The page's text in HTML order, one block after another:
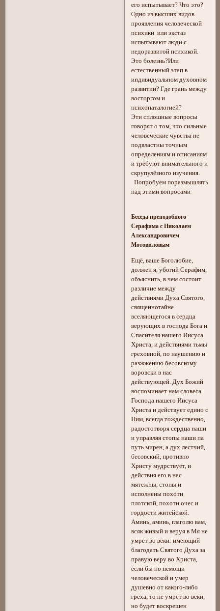
его испытывает? Что это?
Одно из высших видов
проявления человеческой
психики или экстаз
испытывают люди с
недоразвитой психикой.
Это болезнь?Или
естественный этап в
индивидуальном духовном
развитии? Где грань между
восторгом и
психопаталогией?
Эти сплошные вопросы
говорят о том, что сильные
человеческие чувства не
подвластны точным
определениям и описаниям
и требуют внимательного и
скрупулёзного изучения.
Попробуем поразмышлять
над этими вопросами
Беседа преподобного
Серафима с Николаем
Александровичем
Мотовиловым
Ещё, ваше Боголюбие,
должен я, убогий Серафим,
объяснить, в чем состоит
различие между
действиями Духа Святого,
священнотайне
вселяющегося в сердца
верующих в господа Бога и
Спасителя нашего Иисуса
Христа, и действиями тьмы
греховной, по наушению и
разжжению бесовскому
воровски в нас
действующей. Дух Божий
воспоминает нам словеса
Господа нашего Иисуса
Христа и действует едино с
Ним, всегда тождественно,
радостотворя сердца наши
и управляя стопы наши па
путь мирен, а дух лестчий,
бесовский, противно
Христу мудрствует, и
действия его в нас
мятежны, стопы и
исполнены похоти
плотской, похоти очес и
гордости житейской.
Аминь, аминь, глаголю вам,
всяк живый и веруя в Мя не
умрет во веки: имеющий
благодать Святого Духа за
правую веру во Христа,
если бы по немощи
человеческой и умер
душевно от какого-либо
греха, то не умрет во веки,
но будет воскрешен